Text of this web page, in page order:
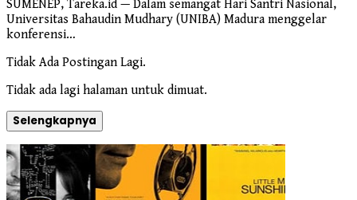
SUMENEP, Tareka.id — Dalam semangat Hari Santri Nasional,
Universitas Bahaudin Mudhary (UNIBA) Madura menggelar
konferensi…
Tidak Ada Postingan Lagi.
Tidak ada lagi halaman untuk dimuat.
Selengkapnya